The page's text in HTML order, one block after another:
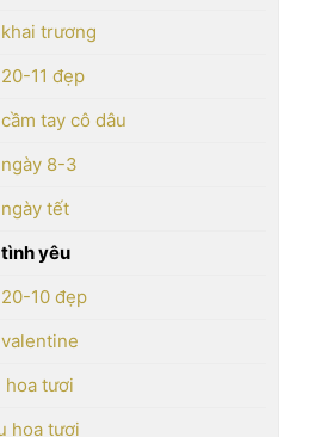
trương
11 đẹp
tay cô dâu
8-3
tết
yêu
10 đẹp
hoa tươi
hoa tươi